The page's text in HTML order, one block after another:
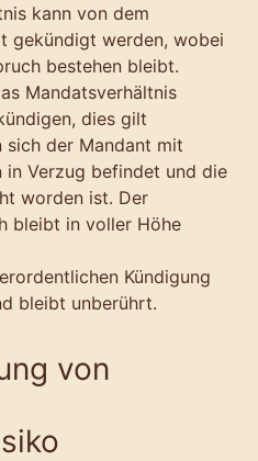
kann von dem
gekündigt werden, wobei
bestehen bleibt.
Mandatsverhältnis
dies gilt
sich der Mandant mit
in Verzug befindet und die
worden ist. Der
bleibt in voller Höhe
Kündigung
bleibt unberührt.
von